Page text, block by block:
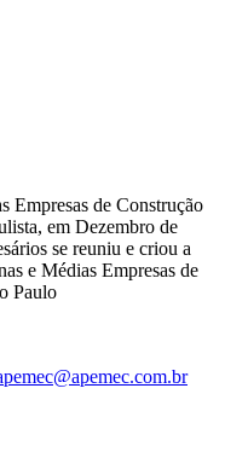
Empresas de Construção
em Dezembro de
se reuniu e criou a
e Médias Empresas de
Paulo